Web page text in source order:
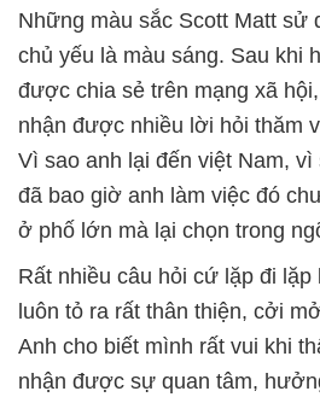
Những màu sắc Scott Matt sử
chủ yếu là màu sáng. Sau khi
được chia sẻ trên mạng xã
nhận được nhiều lời hỏi thăm
Vì sao anh lại đến việt Nam,
đã bao giờ anh làm việc đó
ở phố lớn mà lại chọn trong
Rất nhiều câu hỏi cứ lặp đi
luôn tỏ ra rất thân thiện, cởi
Anh cho biết mình rất vui khi
nhận được sự quan tâm,